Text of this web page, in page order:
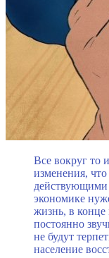
Все вокруг то
изменения,
действующими
экономике
жизнь, в конце
постоянно
не будут
население